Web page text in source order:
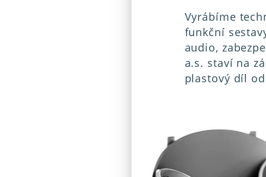
Vyrábíme
funkční
audio,
a.s. staví na
plastový díl